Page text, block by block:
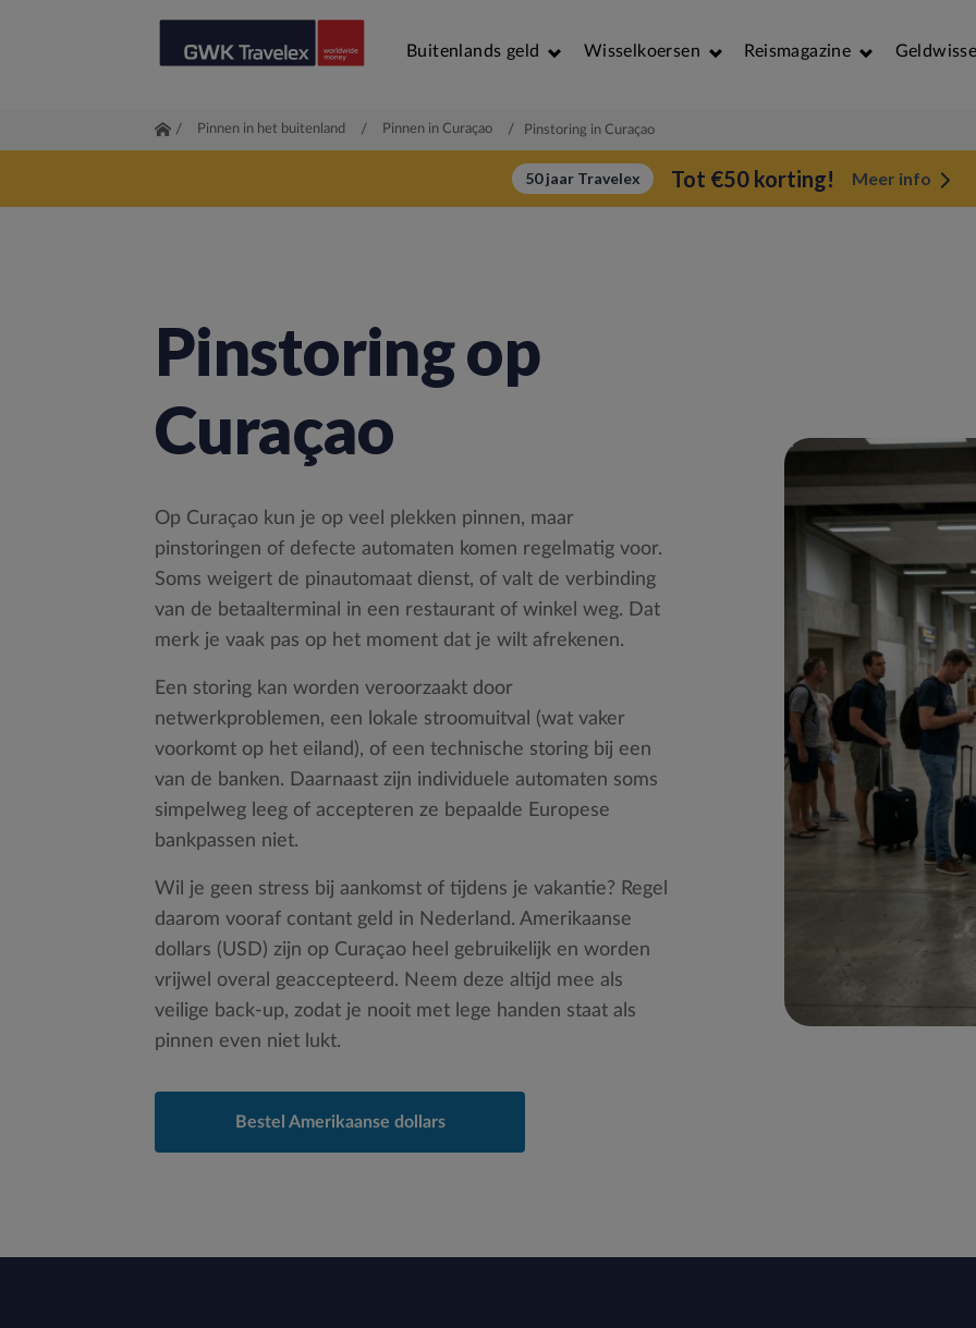
Buitenlands geld Wisselkoersen Reismagazine
/ Pinnen in het buitenland / Pinnen in Curaçao / Pinstoring in Curaçao
50 jaar Travelex Tot €50 korting! Meer info
Pinstoring op
Curaçao
Op Curaçao kun je op veel plekken pinnen, maar
pinstoringen of defecte automaten komen regelmatig voor.
Soms weigert de pinautomaat dienst, of valt de verbinding
van de betaalterminal in een restaurant of winkel weg. Dat
merk je vaak pas op het moment dat je wilt afrekenen.
Een storing kan worden veroorzaakt door
netwerkproblemen, een lokale stroomuitval (wat vaker
voorkomt op het eiland), of een technische storing bij een
van de banken. Daarnaast zijn individuele automaten soms
simpelweg leeg of accepteren ze bepaalde Europese
bankpassen niet.
Wil je geen stress bij aankomst of tijdens je vakantie? Regel
daarom vooraf contant geld in Nederland. Amerikaanse
dollars (USD) zijn op Curaçao heel gebruikelijk en worden
vrijwel overal geaccepteerd. Neem deze altijd mee als
veilige back-up, zodat je nooit met lege handen staat als
pinnen even niet lukt.
Bestel Amerikaanse dollars